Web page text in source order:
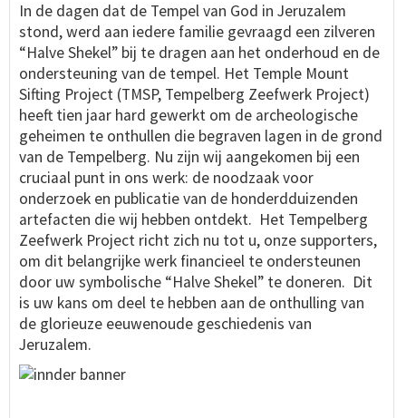
In de dagen dat de Tempel van God in Jeruzalem
stond, werd aan iedere familie gevraagd een zilveren
“Halve Shekel” bij te dragen aan het onderhoud en de
ondersteuning van de tempel. Het Temple Mount
Sifting Project (TMSP, Tempelberg Zeefwerk Project)
heeft tien jaar hard gewerkt om de archeologische
geheimen te onthullen die begraven lagen in de grond
van de Tempelberg. Nu zijn wij aangekomen bij een
cruciaal punt in ons werk: de noodzaak voor
onderzoek en publicatie van de honderdduizenden
artefacten die wij hebben ontdekt. Het Tempelberg
Zeefwerk Project richt zich nu tot u, onze supporters,
om dit belangrijke werk financieel te ondersteunen
door uw symbolische “Halve Shekel” te doneren. Dit
is uw kans om deel te hebben aan de onthulling van
de glorieuze eeuwenoude geschiedenis van
Jeruzalem.